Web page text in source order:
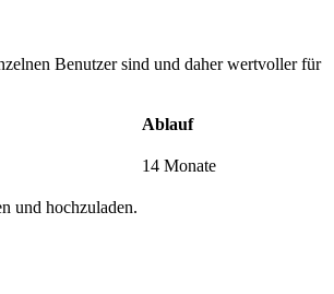
Benutzer sind und daher wertvoller für
Ablauf
14 Monate
und hochzuladen.